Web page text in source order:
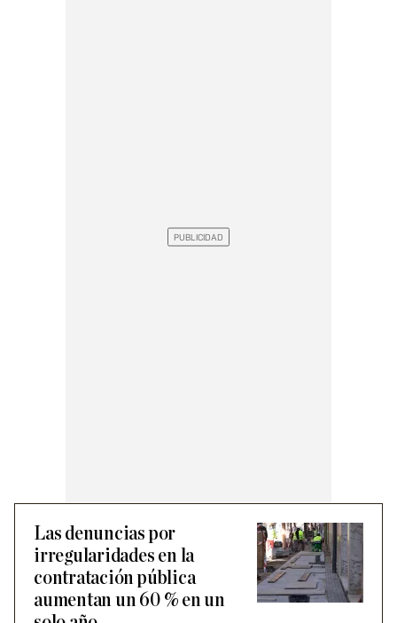
Las denuncias por
irregularidades en la
contratación pública
aumentan un 60 % en un